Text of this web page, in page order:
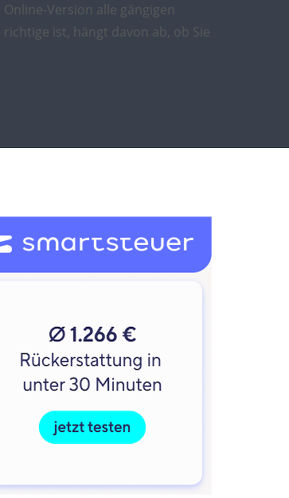
Version alle gängigen
ist, hängt davon ab, ob Sie